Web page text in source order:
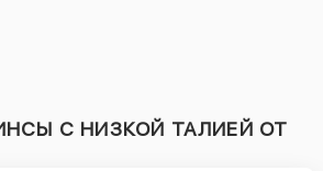
С НИЗКОЙ ТАЛИЕЙ ОТ